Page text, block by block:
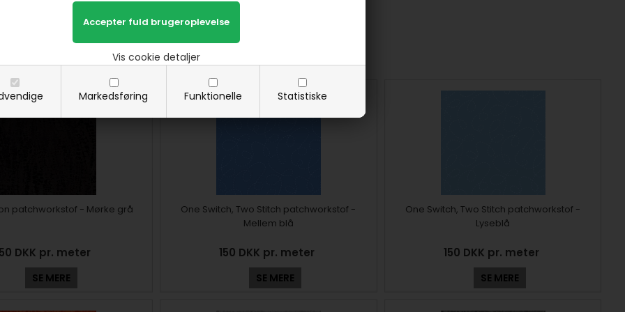
Markedsføring Funktionelle Statistiske
Vis cookie detaljer
Prøv lige at se her:
patchworkstof - Mørke grå
DKK pr. meter
SE MERE
One Switch, Two Stitch patchworkstof -
Mellem blå
150 DKK pr. meter
SE MERE
One Switch, Two Stitch patchworkstof -
Lyseblå
150 DKK pr. meter
SE MERE